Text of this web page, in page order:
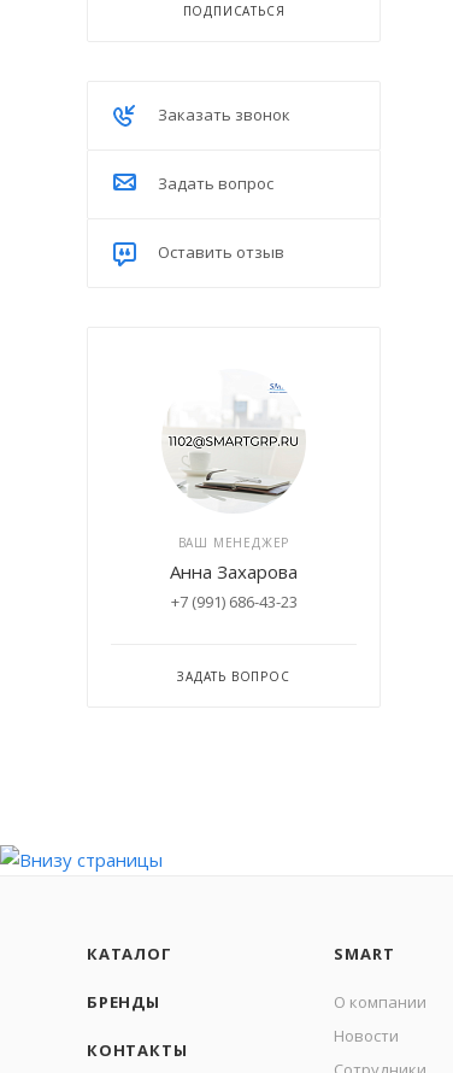
ПОДПИСАТЬСЯ
Заказать звонок
Задать вопрос
Оставить отзыв
ВАШ МЕНЕДЖЕР
Анна Захарова
+7 (991) 686-43-23
ЗАДАТЬ ВОПРОС
КАТАЛОГ
БРЕНДЫ
КОНТАКТЫ
SMART
О компании
Новости